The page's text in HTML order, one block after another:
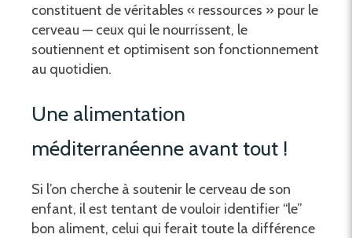
constituent de véritables « ressources » pour le
cerveau — ceux qui le nourrissent, le
soutiennent et optimisent son fonctionnement
au quotidien.
Une alimentation
méditerranéenne avant tout !
Si l’on cherche à soutenir le cerveau de son
enfant, il est tentant de vouloir identifier “le”
bon aliment, celui qui ferait toute la différence